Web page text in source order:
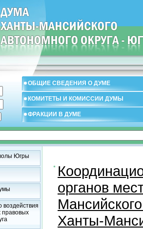
ОБЩИЕ СВЕДЕНИЯ О ДУМЕ
КОМИТЕТЫ И КОМИССИИ ДУМЫ
ФРАКЦИИ В ДУМЕ
Югры
воздействия
правовых
органов
Ханты-